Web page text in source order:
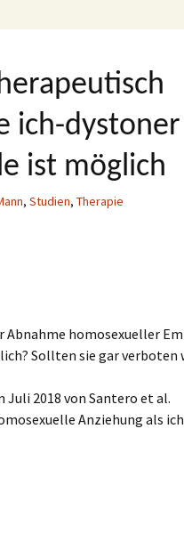
ich-dystoner
ist möglich
, Studien, Therapie
homosexueller
Sollten sie gar verboten
Juli 2018 von Santero et al.
Anziehung als
ich-dystoner